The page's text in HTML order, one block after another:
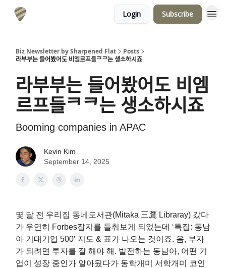
Login Subscribe
Biz Newsletter by Sharpened Flat
Posts
라부부는 들어봤어도 비엠르프들ᄏᄏ는 생소하시죠
라부부는 들어봤어도 비엠
르프들ᄏᄏ는 생소하시죠
Booming companies in APAC
Kevin Kim
September 14, 2025
몇 달 전 우리집 동네도서관(Mitaka 三鷹 Libraray) 갔다
가 우연히 Forbes잡지를 들춰보게 되었는데 ‘특집: 동남
아 거대기업 500’ 지도 & 표가 나오는 것이죠. 음, 부자
가 되려면 투자를 잘 해야 해. 발전하는 동남아, 어떤 기
업이 성장 중인가 알아뒀다가 동학개미 서학개미 코인